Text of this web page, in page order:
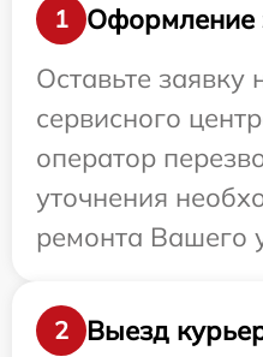
1
Оформление
Оставьте заявку
сервисного
оператор
уточнения
ремонта Вашего
2
Выезд